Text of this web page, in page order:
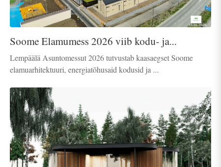
Soome Elamumess 2026 viib kodu- ja...
Lempäälä Asuntomessut 2026 tutvustab kaasaegset Soome
elamuarhitektuuri, energiatõhusaid kodusid ja ...